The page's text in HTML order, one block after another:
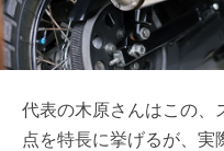
代表の木原さんはこの、
点を特長に挙げるが、実